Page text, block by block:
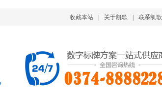
收藏本站 关于凯歌 联系凯歌